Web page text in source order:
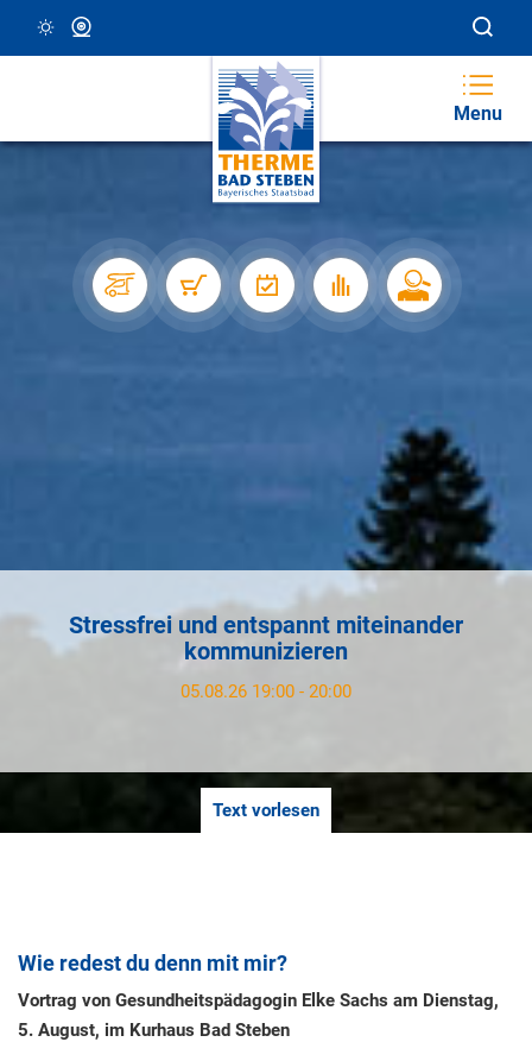
16 °C, Klar/Sonnig
Menu
Stressfrei und entspannt miteinander
kommunizieren
05.08.26 19:00 - 20:00
Text vorlesen
Wie redest du denn mit mir?
Vortrag von Gesundheitspädagogin Elke Sachs am Dienstag,
5. August, im Kurhaus Bad Steben